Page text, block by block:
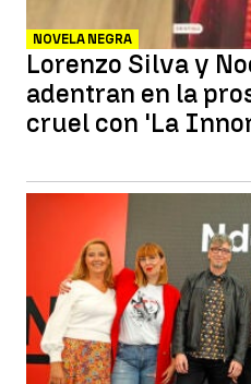
NOVELA NEGRA
Lorenzo Silva y
adentran en la
cruel con 'La